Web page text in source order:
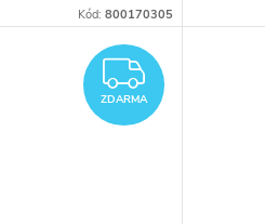
Kód:800170305
ZDARMA
ZDARMA